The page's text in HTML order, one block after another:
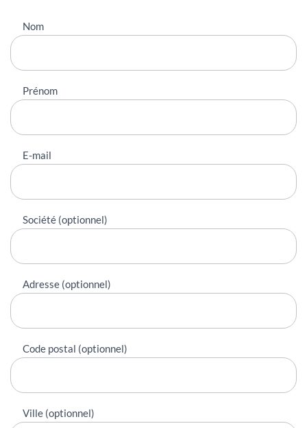
Nous
contacter
Nom
Prénom
E-mail
Société (optionnel)
Adresse (optionnel)
Code postal (optionnel)
Ville (optionnel)